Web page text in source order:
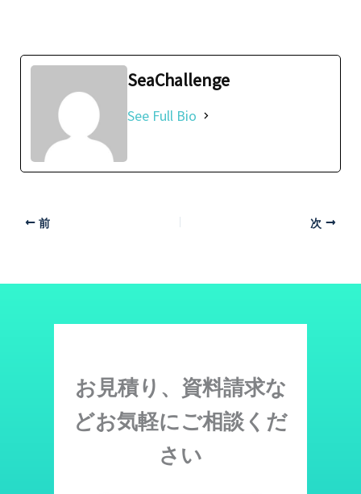
SeaChallenge
See Full Bio
前 次
お見積り、資料請求な
どお気軽にご相談くだ
さい